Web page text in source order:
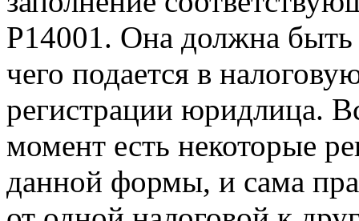
Р14001. Она должна быть
чего подается в
регистрации юридлица.
момент есть некоторые
данной формы, и сама